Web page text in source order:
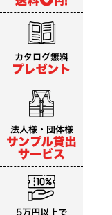
アイズフロンティア 32Vバ
ッテリーセット
¥19,987～